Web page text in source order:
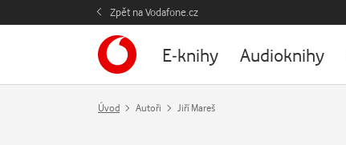
Zpět na Vodafone.cz
E-knihy Audioknihy
Úvod Autoři Jiří Mareš